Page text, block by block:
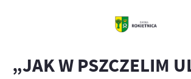
„JAK W PSZCZELIM